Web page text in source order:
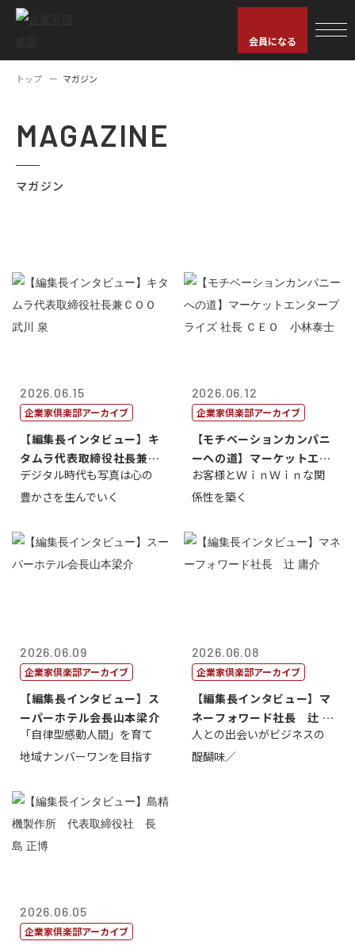
会員になる
トップ マガジン
MAGAZINE
マガジン
2026.06.15
企業家倶楽部アーカイブ
【編集長インタビュー】キ
タムラ代表取締役社長兼Ｃ
ＯＯ 武川 ...
デジタル時代も写真は心の
豊かさを生んでいく
2026.06.12
企業家倶楽部アーカイブ
【モチベーションカンパニ
ーへの道】マーケットエン
タープライズ...
お客様とＷｉｎＷｉｎな関
係性を築く
2026.06.09
企業家倶楽部アーカイブ
【編集長インタビュー】ス
ーパーホテル会長山本梁介
「自律型感動人間」を育て
地域ナンバーワンを目指す
2026.06.08
企業家倶楽部アーカイブ
【編集長インタビュー】マ
ネーフォワード社長 辻 庸
介
人との出会いがビジネスの
醍醐味／
2026.06.05
企業家倶楽部アーカイブ